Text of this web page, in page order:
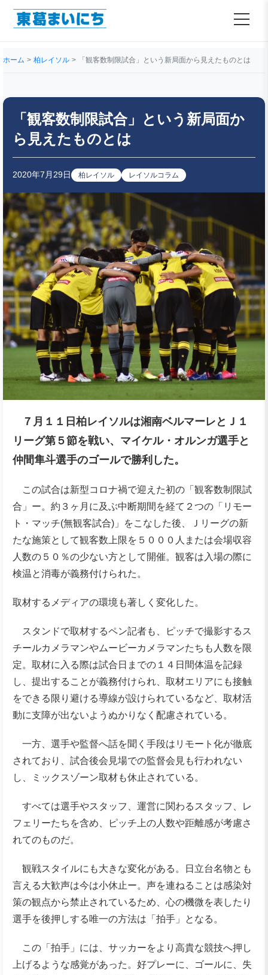
ホーム 柏レイソル 「観客数制限試合」という新局面から見えたものとは
「観客数制限試合」という新局面か
ら見えたものとは
2020年7月29日 柏レイソル レイソルコラム
７月１１日柏レイソルは湘南ベルマーレとＪ１
リーグ第５節を戦い、マイケル・オルンガ選手と
仲間隼斗選手のゴールで勝利した。
この試合は新型コロナ禍で迎えた初の「観客数制限試
合」ー。約３ヶ月に及ぶ中断期間を経て２つの「リモー
ト・マッチ(無観客試合)」をこなした後、Ｊリーグの新
たな施策として観客数上限を５０００人または会場収容
人数の５０％の少ない方として開催。観客は入場の際に
検温と消毒が義務付けられた。
取材するメディアの環境も著しく変化した。
スタンドで取材するペン記者も、ピッチで撮影するス
チールカメラマンやムービーカメラマンたちも人数を限
定。取材に入る際は試合日までの１４日間体温を記録
し、提出することが義務付けられ、取材エリアにも接触
をできる限り避ける導線が設けられているなど、取材活
動に支障が出ないようぬかりなく配慮されている。
一方、選手や監督へ話を聞く手段はリモート化が徹底
されており、試合後会見場での監督会見も行われない
し、ミックスゾーン取材も休止されている。
すべては選手やスタッフ、運営に関わるスタッフ、レ
フェリーたちを含め、ピッチ上の人数や距離感が考慮さ
れてのものだ。
観戦スタイルにも大きな変化がある。日立台名物とも
言える大歓声は今は小休止ー。声を連ねることは感染対
策の観点から禁止されているため、心の機微を表したり
選手を後押しする唯一の方法は「拍手」となる。
この「拍手」には、サッカーをより高貴な競技へ押し
上げるような感覚があった。好プレーに、ゴールに、失